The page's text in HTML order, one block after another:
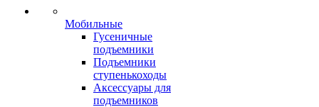
Мобильные
Гусеничные
подъемники
Подъемники
ступенькоходы
Аксессуары для
подъемников